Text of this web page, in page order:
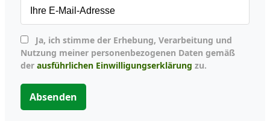
Nutzung meiner personenbezogenen Daten gemäß
der ausführlichen Einwilligungserklärung zu.
Absenden